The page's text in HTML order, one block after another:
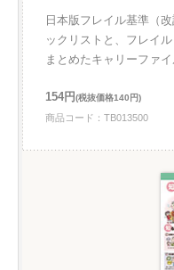
日本版フレイル基準（
ックリストと、フレイ
まとめたキャリーファイ
154円(税抜価格140円)
商品コード：TB013500